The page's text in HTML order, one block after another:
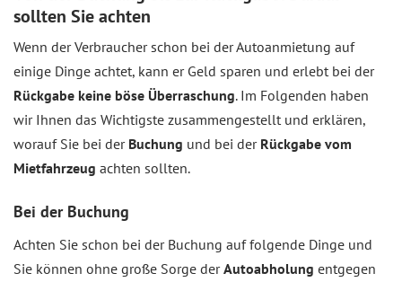
sollten Sie achten
Wenn der Verbraucher schon bei der Autoanmietung auf
einige Dinge achtet, kann er Geld sparen und erlebt bei der
Rückgabe keine böse Überraschung. Im Folgenden haben
wir Ihnen das Wichtigste zusammengestellt und erklären,
worauf Sie bei der Buchung und bei der Rückgabe vom
Mietfahrzeug achten sollten.
Bei der Buchung
Achten Sie schon bei der Buchung auf folgende Dinge und
Sie können ohne große Sorge derAutoabholung entgegen